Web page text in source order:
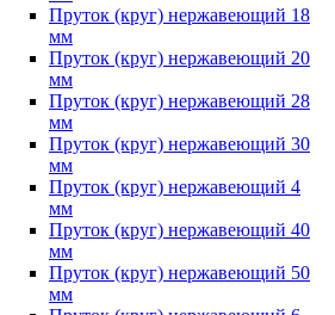
Пруток (круг) нержавеющий 18
мм
Пруток (круг) нержавеющий 20
мм
Пруток (круг) нержавеющий 28
мм
Пруток (круг) нержавеющий 30
мм
Пруток (круг) нержавеющий 4
мм
Пруток (круг) нержавеющий 40
мм
Пруток (круг) нержавеющий 50
мм